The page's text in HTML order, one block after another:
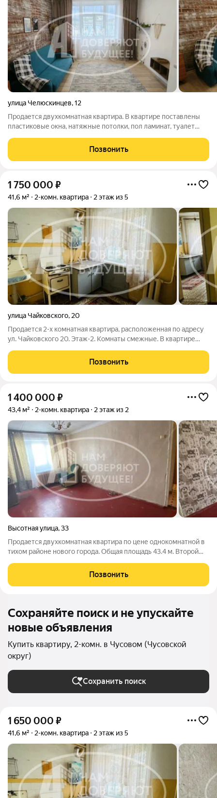
улица Челюскинцев,12
Продается двухкомнатная квартира. В квартире поставлены
пластиковые окна, натяжные потолки, пол ламинат, туалет
кровать, шифоньер, стиральная машинка, холодильник,
обеденный стол,
Позвонить
1 750 000 ₽
41,6 м² 2-комн. квартира 2 этаж из 5
улица Чайковского, 20
Продается 2-х комнатная квартира, расположенная по адресу
ул. Чайковского 20. Этаж-2. Комнаты смежные. В квартире
дворе детская площадка. В шаговой доступности: школа, дет.
сад, магазины,
Позвонить
1 400 000 ₽
43,4 м² 2-комн. квартира 2 этаж из 2
Высотная улица,33
Продается двухкомнатная квартира по цене однокомнатной в
тихом районе нового города. Общая площадь 43.4 м. Второй
квартире требуется ремонт. Окна - деревянные рамы. Горячая
вода от автоматической
Позвонить
Сохраняйте поиск и не упускайте
новые объявления
Купить квартиру, 2-комн. в Чусовом (Чусовской
округ)
Сохранить поиск
1 650 000 ₽
41,6 м² 2-комн. квартира 2 этаж из 5